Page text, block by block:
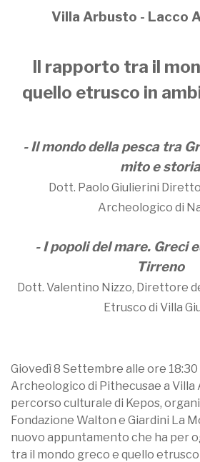
Villa Arbusto - Lacco
Il rapporto tra il
quello etrusco in
- Il mondo della pesca tra
mito e storia
Dott. Paolo Giulierini
Archeologico di
- I popoli del mare. Greci
Tirreno
Dott. Valentino Nizzo, Direttore
Etrusco di Villa
Giovedì 8 Settembre alle ore
Archeologico di Pithecusae a
percorso culturale di Kepos,
Fondazione Walton e Giardini La
nuovo appuntamento che ha per
tra il mondo greco e quello